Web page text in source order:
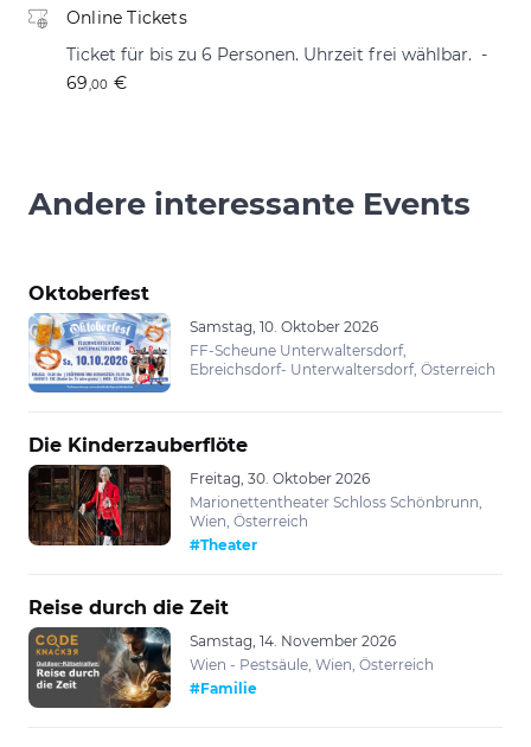
Online Tickets
Ticket für bis zu 6 Personen. Uhrzeit frei wählbar.
69 ,00 €
Andere interessante Events
Oktoberfest
Samstag, 10. Oktober 2026
FF-Scheune Unterwaltersdorf,
Ebreichsdorf- Unterwaltersdorf, Österreich
Die Kinderzauberflöte
Freitag, 30. Oktober 2026
Marionettentheater Schloss Schönbrunn,
Wien, Österreich
#Theater
Reise durch die Zeit
Samstag, 14. November 2026
Wien - Pestsäule, Wien, Österreich
#Familie